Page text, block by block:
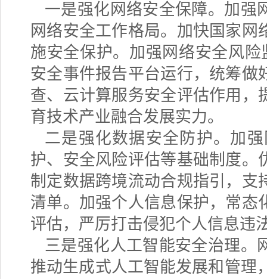
一是强化网络安全保障。加强
网络安全工作格局。加快国家
施安全保护。加强网络安全风
安全事件报告平台运行，统筹做
查、云计算服务安全评估作用，
育技术产业融合发展实力。
二是强化数据安全防护。加
护、安全风险评估等基础制度。
制定数据跨境流动合规指引，支
清单。加强个人信息保护，常态
评估，严厉打击侵犯个人信息违
三是强化人工智能安全治理。
推动生成式人工智能发展和管理